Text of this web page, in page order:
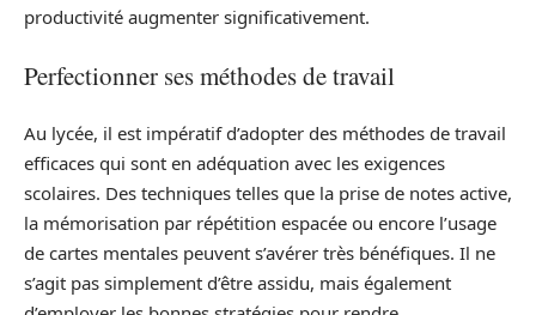
productivité augmenter significativement.
Perfectionner ses méthodes de travail
Au lycée, il est impératif d’adopter des méthodes de travail
efficaces qui sont en adéquation avec les exigences
scolaires. Des techniques telles que la prise de notes active,
la mémorisation par répétition espacée ou encore l’usage
de cartes mentales peuvent s’avérer très bénéfiques. Il ne
s’agit pas simplement d’être assidu, mais également